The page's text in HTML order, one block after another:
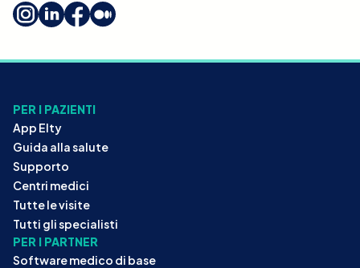
PER I PAZIENTI
App Elty
Guida alla salute
Supporto
Centri medici
Tutte le visite
Tutti gli specialisti
PER I PARTNER
Software medico di base